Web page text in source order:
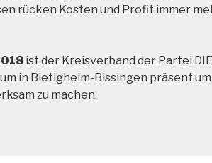
rücken Kosten und Profit immer
ist der Kreisverband der Partei
in Bietigheim-Bissingen präsent um
zu machen.